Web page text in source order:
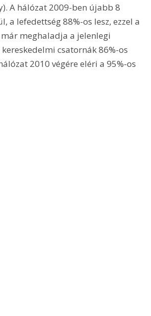
A hálózat 2009-ben újabb 8
a lefedettség 88%-os lesz, ezzel a
meghaladja a jelenlegi
csatornák 86%-os
2010 végére eléri a 95%-os